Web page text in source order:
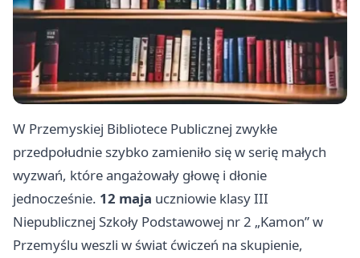
W Przemyskiej Bibliotece Publicznej zwykłe
przedpołudnie szybko zamieniło się w serię małych
wyzwań, które angażowały głowę i dłonie
jednocześnie. 12 maja uczniowie klasy III
Niepublicznej Szkoły Podstawowej nr 2 „Kamon” w
Przemyślu weszli w świat ćwiczeń na skupienie,